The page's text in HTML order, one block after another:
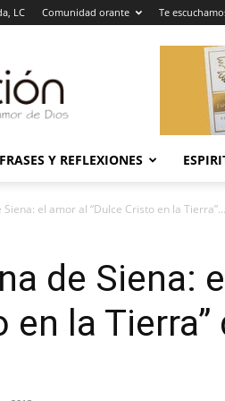
LC Comunidad orante Te
FRASES Y REFLEXIONES
el amor al “Dulce Cristo en la Tierra”...
de Siena:
en la